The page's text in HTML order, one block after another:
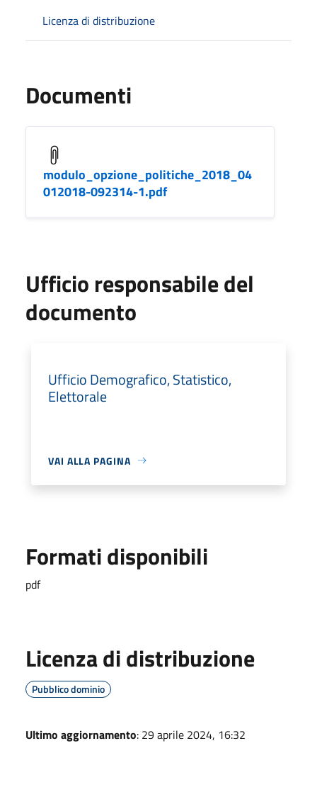
Licenza di distribuzione
Documenti
modulo_opzione_politiche_2018_04
012018-092314-1.pdf
Ufficio responsabile del
documento
Ufficio Demografico, Statistico,
Elettorale
VAI ALLA PAGINA
Formati disponibili
pdf
Licenza di distribuzione
Pubblico dominio
Ultimo aggiornamento: 29 aprile 2024, 16:32